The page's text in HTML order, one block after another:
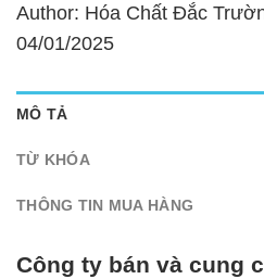
Author: Hóa Chất Đắc
04/01/2025
MÔ TẢ
TỪ KHÓA
THÔNG TIN MUA HÀNG
Công ty bán và cung